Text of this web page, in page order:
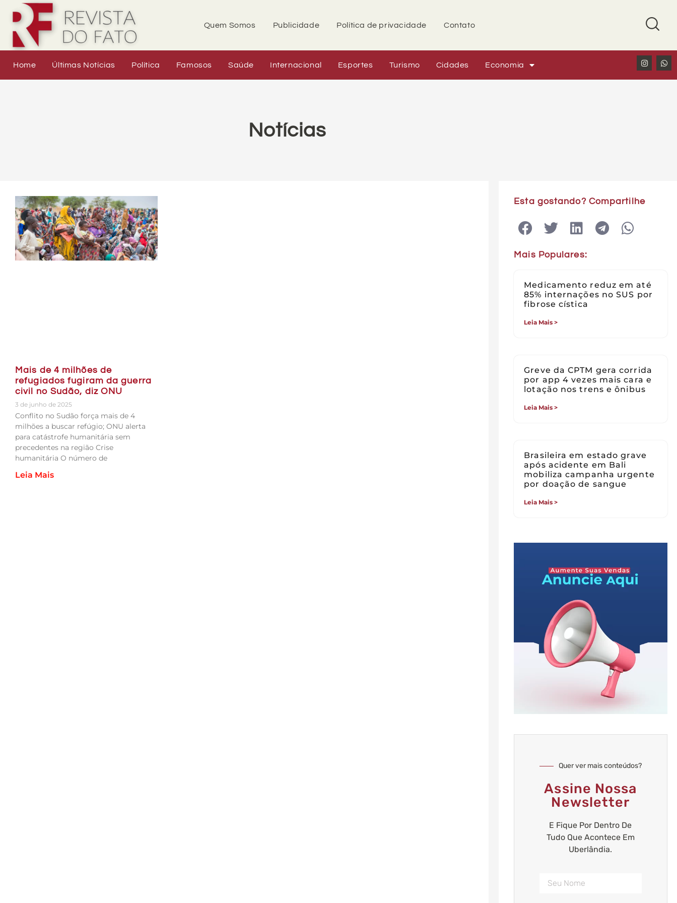
Quem Somos Publicidade Política de privacidade Contato
Home Últimas Notícias Política Famosos Saúde Internacional Esportes Turismo Cidades Economia
Notícias
Mais de 4 milhões de
refugiados fugiram da guerra
civil no Sudão, diz ONU
3 de junho de 2025
Conflito no Sudão força mais de 4
milhões a buscar refúgio; ONU alerta
para catástrofe humanitária sem
precedentes na região Crise
humanitária O número de
Leia Mais
Esta gostando? Compartilhe
Mais Populares:
Medicamento reduz em até
85% internações no SUS por
fibrose cística
Leia Mais >
Greve da CPTM gera corrida
por app 4 vezes mais cara e
lotação nos trens e ônibus
Leia Mais >
Brasileira em estado grave
após acidente em Bali
mobiliza campanha urgente
por doação de sangue
Leia Mais >
Quer ver mais conteúdos?
Assine Nossa
Newsletter
E Fique Por Dentro De
Tudo Que Acontece Em
Uberlândia.